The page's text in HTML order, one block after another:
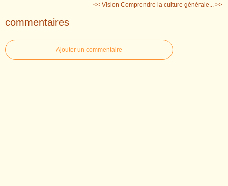
<< Vision Comprendre la culture générale... >>
commentaires
Ajouter un commentaire